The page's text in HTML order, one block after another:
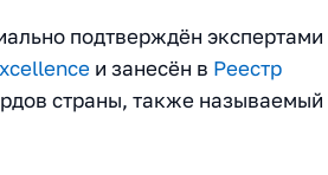
подтверждён экспертами
и занесён в Реестр
страны, также называемый